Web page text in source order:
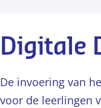
Digitale
De invoering van
voor de leerlingen